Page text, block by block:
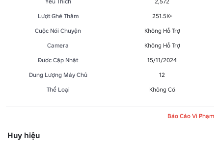
Lượt Ghé Thăm
251.5K+
Cuộc Nói Chuyện
Không Hỗ Trợ
Camera
Không Hỗ Trợ
Được Cập Nhật
15/11/2024
Dung Lượng Máy Chủ
12
Thể Loại
Không Có
Báo Cáo Vi Phạm
Huy hiệu